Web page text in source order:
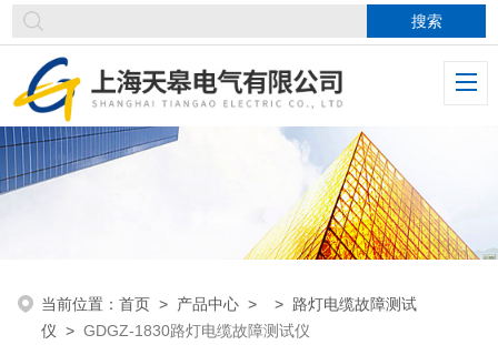
当前位置：首页 > 产品中心 > > 路灯电缆故障测试
仪 >GDGZ-1830路灯电缆故障测试仪